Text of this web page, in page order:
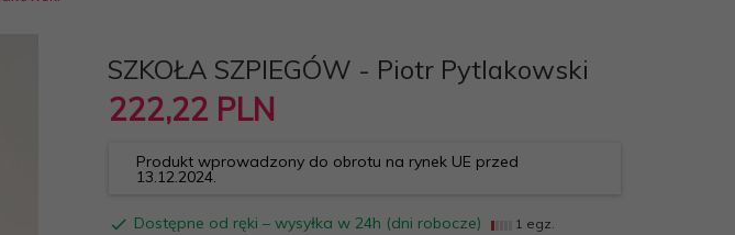
SZKOŁA SZPIEGÓW - Piotr Pytlakowski
222,22 PLN
Produkt wprowadzony do obrotu na rynek UE przed
13.12.2024.
Dostępne od ręki – wysyłka w 24h (dni robocze) 1 egz.